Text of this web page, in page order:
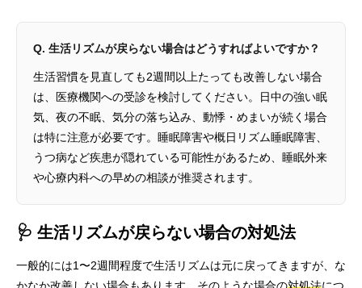
Q. 生活リズムが戻らない場合はどうすればよいですか？
生活習慣を見直しても2週間以上たっても改善しない場合
は、医療機関への受診を検討してください。日中の強い眠
気、夜の不眠、気分の落ち込み、動悸・めまいが続く場合
は特に注意が必要です。睡眠障害や概日リズム睡眠障害、
うつ病など疾患が隠れている可能性があるため、睡眠外来
や心療内科への早めの相談が推奨されます。
🩺 生活リズムが戻らない場合の対処法
一般的には1〜2週間程度で生活リズムは元に戻ってきますが、な